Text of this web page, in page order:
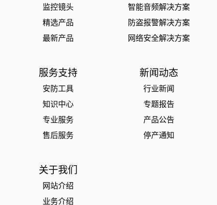
监控镜头
精选产品
最新产品
智能音频解决方案
防盗报警解决方案
网络安全解决方案
服务支持
安防工具
知识中心
专业服务
售后服务
新闻动态
行业新闻
专题报告
产品公告
停产通知
关于我们
网站介绍
业务介绍